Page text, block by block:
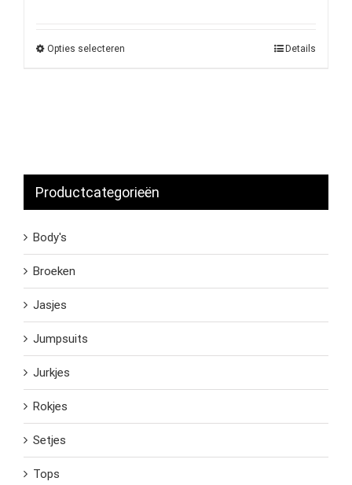
Opties selecteren Details
Productcategorieën
Body's
Broeken
Jasjes
Jumpsuits
Jurkjes
Rokjes
Setjes
Tops